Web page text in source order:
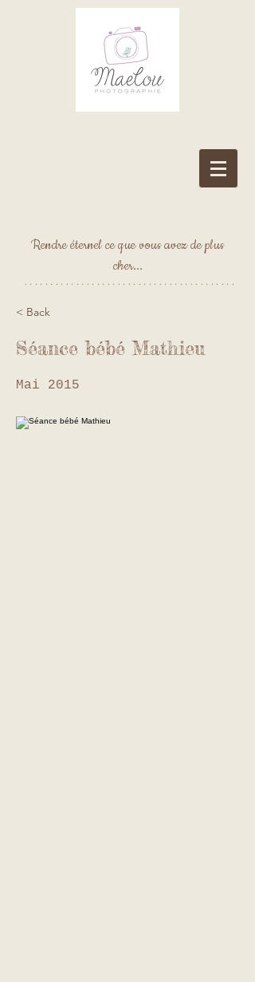
Rendre éternel ce que vous avez de plus
cher...
*****************************************
< Back
Séance bébé Mathieu
Mai 2015